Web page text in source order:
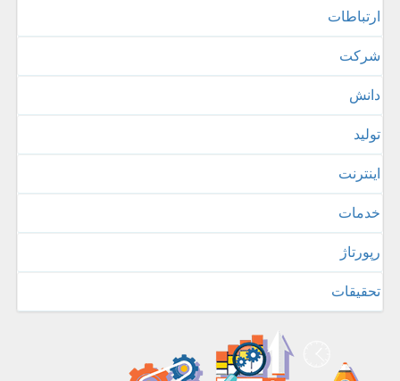
ارتباطات
شركت
دانش
تولید
اینترنت
خدمات
رپورتاژ
تحقیقات